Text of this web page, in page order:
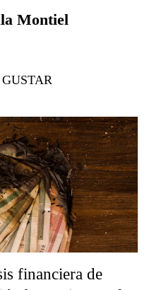
Montiel
financiera de